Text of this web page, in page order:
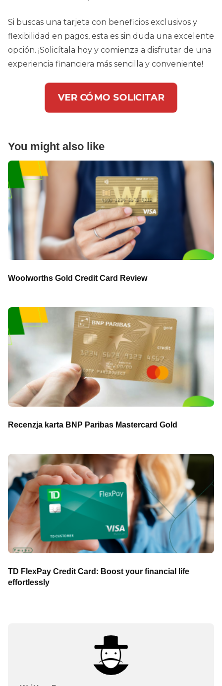
Si buscas una tarjeta con beneficios exclusivos y
flexibilidad en pagos, esta es sin duda una excelente
opción. ¡Solicítala hoy y comienza a disfrutar de una
experiencia financiera más sencilla y conveniente!
VER CÓMO SOLICITAR
You might also like
Woolworths Gold Credit Card Review
Recenzja karta BNP Paribas Mastercard Gold
TD FlexPay Credit Card: Boost your financial life
effortlessly